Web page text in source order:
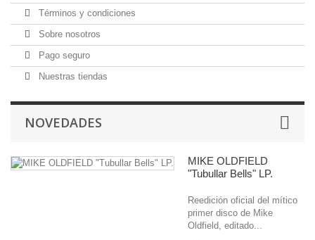
Términos y condiciones
Sobre nosotros
Pago seguro
Nuestras tiendas
NOVEDADES
MIKE OLDFIELD
"Tubullar Bells" LP.
Reedición oficial del mítico
primer disco de Mike
Oldfield, editado...